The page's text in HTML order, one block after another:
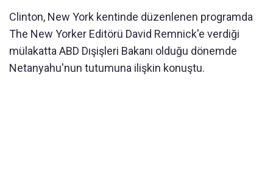
Clinton, New York kentinde düzenlenen programda
The New Yorker Editörü David Remnick'e verdiği
mülakatta ABD Dışişleri Bakanı olduğu dönemde
Netanyahu'nun tutumuna ilişkin konuştu.